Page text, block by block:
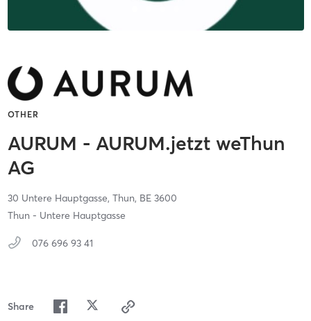
OTHER
AURUM - AURUM.jetzt weThun
AG
30 Untere Hauptgasse, Thun, BE 3600
Thun - Untere Hauptgasse
076 696 93 41
Share